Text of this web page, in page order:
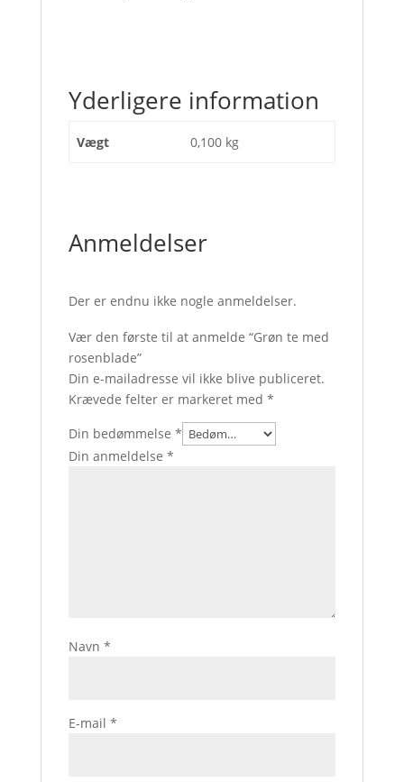
Yderligere information
Vægt 0,100 kg
Anmeldelser
Der er endnu ikke nogle anmeldelser.
Vær den første til at anmelde “Grøn te med
rosenblade”
Din e-mailadresse vil ikke blive publiceret.
Krævede felter er markeret med *
Din bedømmelse *
Din anmeldelse *
Navn *
E-mail *